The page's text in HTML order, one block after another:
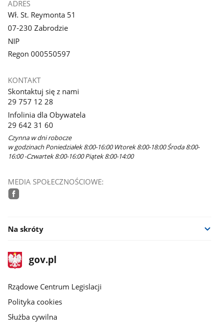
ADRES
Wł. St. Reymonta 51
07-230 Zabrodzie
NIP
Regon 000550597
KONTAKT
Skontaktuj się z nami
29 757 12 28
Infolinia dla Obywatela
29 642 31 60
Czynna w dni robocze
w godzinach Poniedziałek 8:00-16:00 Wtorek 8:00-18:00 Środa 8:00-
16:00 -Czwartek 8:00-16:00 Piątek 8:00-14:00
MEDIA SPOŁECZNOŚCIOWE:
Na skróty
stopka
gov.plStrona
gov.pl
Rządowe Centrum Legislacji
Polityka cookies
Służba cywilna